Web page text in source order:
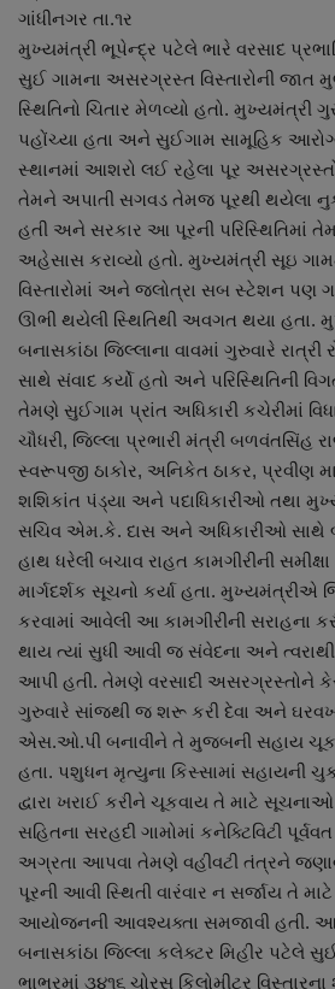
નાણાંકીય સમાચાર
સ્થાનિક સમાચાર
સ્પોર્ટ્સ
રાશિફળ
ગુનાખોરી
બોલિવૂડ
સ્વાસ્થ્ય
ગાંધીનગર તા.૧ર
મુખ્યમંત્રી ભૂપેન્દ્ર પટેલે ભારે વરસાદ
સુઈ ગામના અસરગ્રસ્ત વિસ્તારોની જાત
સ્થિતિનો ચિતાર મેળવ્યો હતો. મુખ્યમંત્રી
પહોંચ્યા હતા અને સુઈગામ સામૂહિક
સ્થાનમાં આશરો લઈ રહેલા પૂર
તેમને અપાતી સગવડ તેમજ પૂરથી થયેલા
હતી અને સરકાર આ પૂરની પરિસ્થિતિમાં
અહેસાસ કરાવ્યો હતો. મુખ્યમંત્રી સૂઇ
વિસ્તારોમાં અને જલોત્રા સબ સ્ટેશન પણ
ઊભી થયેલી સ્થિતિથી અવગત થયા
બનાસકાંઠા જિલ્લાના વાવમાં ગુરુવારે
સાથે સંવાદ કર્યો હતો અને પરિસ્થિતિની
તેમણે સુઈગામ પ્રાંત અધિકારી કચેરીમાં
ચૌધરી, જિલ્લા પ્રભારી મંત્રી બળવંતસિંહ
સ્વરૂપજી ઠાકોર, અનિકેત ઠાકર, પ્રવીણ
શશિકાંત પંડ્યા અને પદાધિકારીઓ તથા
સચિવ એમ.કે. દાસ અને અધિકારીઓ સાથે
હાથ ધરેલી બચાવ રાહત કામગીરીની
માર્ગદર્શક સૂચનો કર્યા હતા. મુખ્યમંત્રીએ
કરવામાં આવેલી આ કામગીરીની સરાહના
થાય ત્યાં સુધી આવી જ સંવેદના અને ત્વરાથી
આપી હતી. તેમણે વરસાદી અસરગ્રસ્તોને
ગુરુવારે સાંજથી જ શરૂ કરી દેવા અને
એસ.ઓ.પી બનાવીને તે મુજબની સહાય
હતા. પશુધન મૃત્યુના કિસ્સામાં સહાયની
દ્વારા ખરાઈ કરીને ચૂકવાય તે માટે
સહિતના સરહદી ગામોમાં કનેક્ટિવિટી
અગ્રતા આપવા તેમણે વહીવટી તંત્રને
પૂરની આવી સ્થિતી વારંવાર ન સર્જાય તે માટે
આયોજનની આવશ્યક્તા સમજાવી હતી. આ
બનાસકાંઠા જિલ્લા કલેક્ટર મિહીર પટેલે
ભાભરમાં ૩૪૧૬ ચોરસ કિલોમીટર